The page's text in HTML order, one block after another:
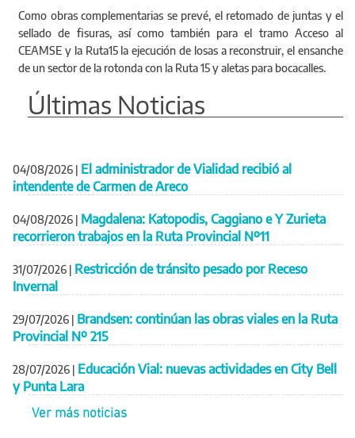
Como obras complementarias se prevé, el retomado de juntas y el
sellado de fisuras, así como también para el tramo Acceso al
CEAMSE y la Ruta15 la ejecución de losas a reconstruir, el ensanche
de un sector de la rotonda con la Ruta 15 y aletas para bocacalles.
Últimas Noticias
04/08/2026 | El administrador de Vialidad recibió al
intendente de Carmen de Areco
04/08/2026 | Magdalena: Katopodis, Caggiano e Y Zurieta
recorrieron trabajos en la Ruta Provincial Nº11
31/07/2026 | Restricción de tránsito pesado por Receso
Invernal
29/07/2026 | Brandsen: continúan las obras viales en la Ruta
Provincial Nº 215
28/07/2026 | Educación Vial: nuevas actividades en City Bell
y Punta Lara
Ver más noticias